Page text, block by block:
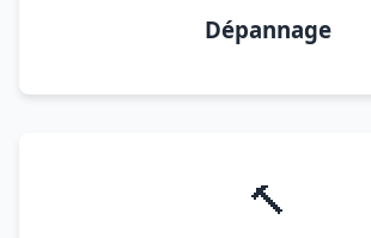
Dépannage
🔨